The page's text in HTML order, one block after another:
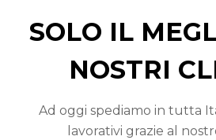
SOLO IL
NOSTRI
Ad oggi spediamo in tutta
lavorativi grazie al